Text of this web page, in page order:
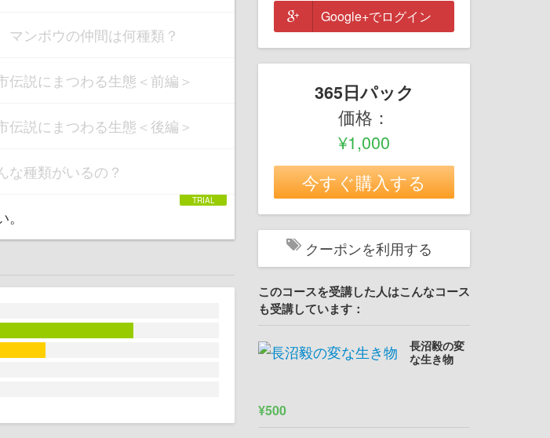
ンボウの仲間は何種類？
説にまつわる生態＜前編＞
説にまつわる生態＜後編＞
種類がいるの？
Google+でログイン
365日パック
価格：
¥1,000
今すぐ購入する
クーポンを利用する
このコースを受講した人はこんなコース
も受講しています：
長沼毅の変
な生き物
¥500